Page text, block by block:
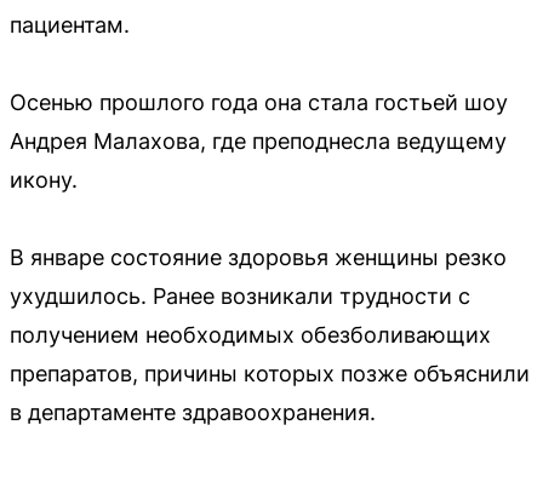
пациентам.
Осенью прошлого года она стала гостьей шоу
Андрея Малахова, где преподнесла ведущему
икону.
В январе состояние здоровья женщины резко
ухудшилось. Ранее возникали трудности с
получением необходимых обезболивающих
препаратов, причины которых позже объяснили
в департаменте здравоохранения.